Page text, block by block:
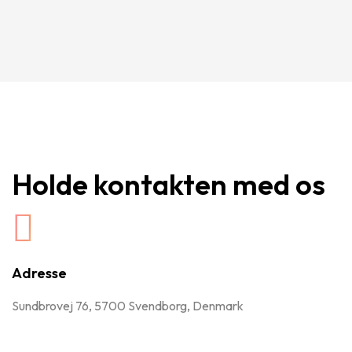
Holde kontakten med os
Adresse
Sundbrovej 76, 5700 Svendborg, Denmark